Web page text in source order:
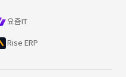
요즘IT
Rise ERP